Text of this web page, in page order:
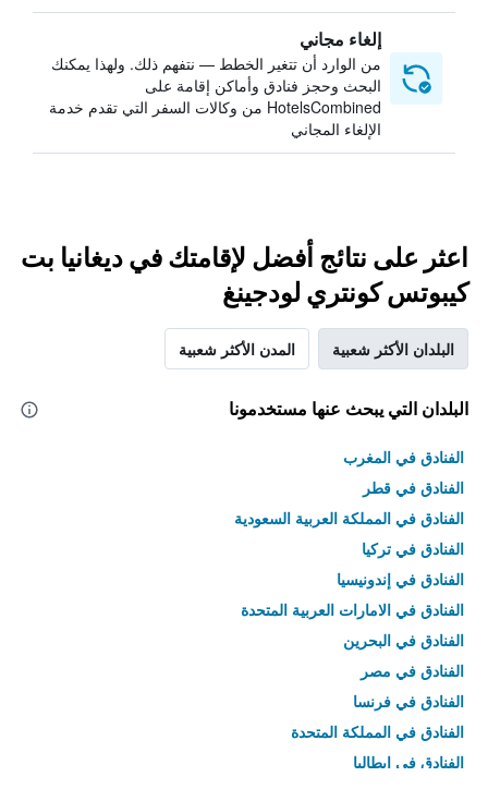
إلغاء مجاني
من الوارد أن تتغير الخطط — نتفهم ذلك. ولهذا يمكنك
البحث وحجز فنادق وأماكن إقامة على
HotelsCombined من وكالات السفر التي تقدم خدمة
الإلغاء المجاني
اعثر على نتائج أفضل لإقامتك في ديغانيا بت
كيبوتس كونتري لودجينغ
البلدان الأكثر شعبية المدن الأكثر شعبية
البلدان التي يبحث عنها مستخدمونا
الفنادق في المغرب
الفنادق في قطر
الفنادق في المملكة العربية السعودية
الفنادق في تركيا
الفنادق في إندونيسيا
الفنادق في الامارات العربية المتحدة
الفنادق في البحرين
الفنادق في مصر
الفنادق في فرنسا
الفنادق في المملكة المتحدة
الفنادق في إيطاليا